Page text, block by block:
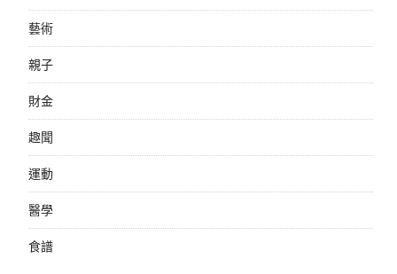
藝術
親子
財金
趣聞
運動
醫學
食譜